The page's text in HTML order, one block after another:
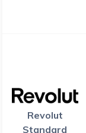
Revolut
Standard